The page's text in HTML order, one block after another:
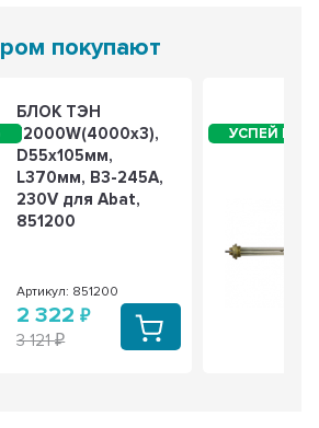
покупают
БЛОК ТЭН
12000W(4000x3),
D55х105мм,
L370мм, В3-245А,
230V для Abat,
851200
Артикул: 851200
2 322
3 121